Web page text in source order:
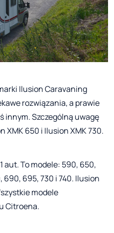
Ilusion Caravaning
rozwiązania, a prawie
innym. Szczególną uwagę
XMK 650 i Ilusion XMK 730.
aut. To modele: 590, 650,
695, 730 i 740. Ilusion
modele
Citroena.